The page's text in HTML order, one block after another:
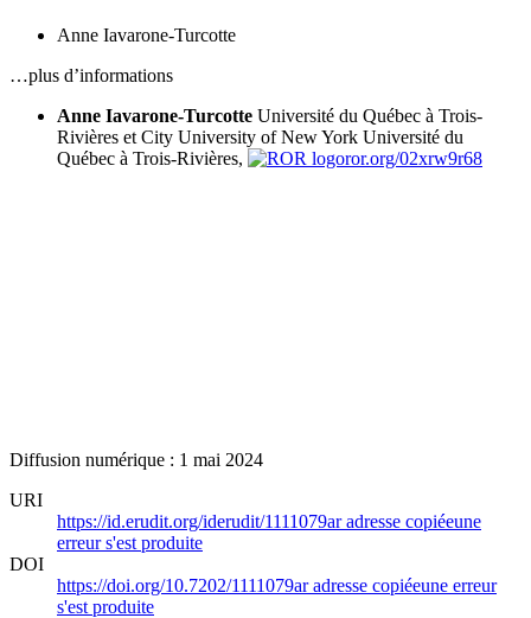
Anne Iavarone-Turcotte
…plus d’informations
Anne Iavarone-Turcotte Université du Québec à Trois-
Rivières et City University of New York Université du
Québec à Trois-Rivières,
ror.org/02xrw9r68
Diffusion numérique : 1 mai 2024
URI
https://id.erudit.org/iderudit/1111079aradresse copiéeune
erreur s'est produite
DOI
https://doi.org/10.7202/1111079aradresse copiéeune erreur
s'est produite